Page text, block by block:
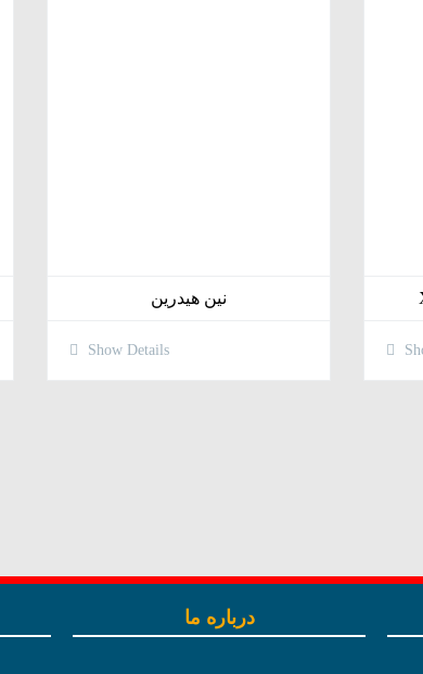
نین هیدرین
Show Details
درباره ما